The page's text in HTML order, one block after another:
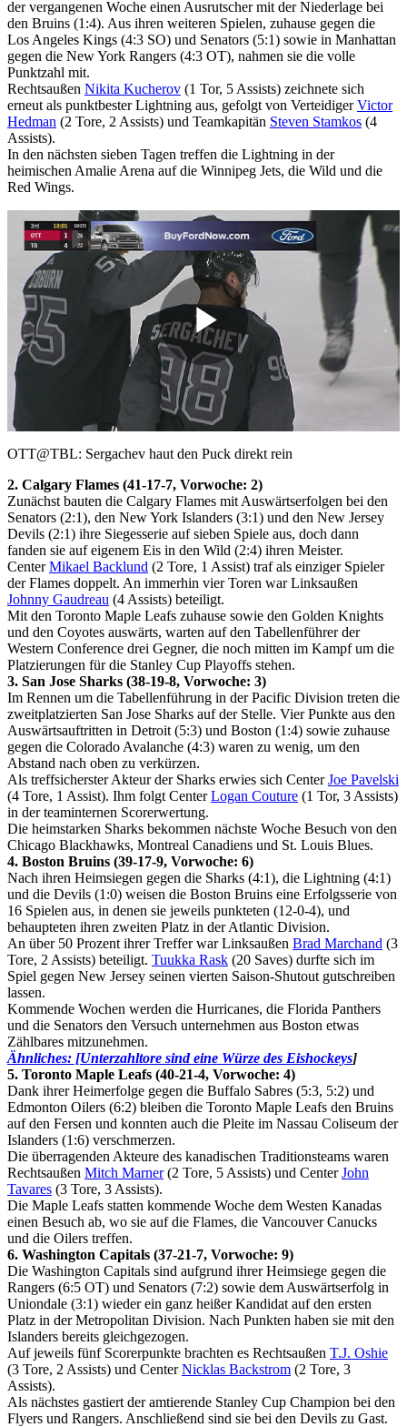
der vergangenen Woche einen Ausrutscher mit der Niederlage bei
den Bruins (1:4). Aus ihren weiteren Spielen, zuhause gegen die
Los Angeles Kings (4:3 SO) und Senators (5:1) sowie in Manhattan
gegen die New York Rangers (4:3 OT), nahmen sie die volle
Punktzahl mit.
Rechtsaußen Nikita Kucherov (1 Tor, 5 Assists) zeichnete sich
erneut als punktbester Lightning aus, gefolgt von VerteidigerVictor
Hedman (2 Tore, 2 Assists) und Teamkapitän Steven Stamkos (4
Assists).
In den nächsten sieben Tagen treffen die Lightning in der
heimischen Amalie Arena auf die Winnipeg Jets, die Wild und die
Red Wings.
Play
Video
OTT@TBL: Sergachev haut den Puck direkt rein
2. Calgary Flames (41-17-7, Vorwoche: 2)
Zunächst bauten die Calgary Flames mit Auswärtserfolgen bei den
Senators (2:1), den New York Islanders (3:1) und den New Jersey
Devils (2:1) ihre Siegesserie auf sieben Spiele aus, doch dann
fanden sie auf eigenem Eis in den Wild (2:4) ihren Meister.
CenterMikael Backlund (2 Tore, 1 Assist) traf als einziger Spieler
der Flames doppelt. An immerhin vier Toren war Linksaußen
Johnny Gaudreau (4 Assists) beteiligt.
Mit den Toronto Maple Leafs zuhause sowie den Golden Knights
und den Coyotes auswärts, warten auf den Tabellenführer der
Western Conference drei Gegner, die noch mitten im Kampf um die
Platzierungen für die Stanley Cup Playoffs stehen.
3. San Jose Sharks (38-19-8, Vorwoche: 3)
Im Rennen um die Tabellenführung in der Pacific Division treten die
zweitplatzierten San Jose Sharks auf der Stelle. Vier Punkte aus den
Auswärtsauftritten in Detroit (5:3) und Boston (1:4) sowie zuhause
gegen die Colorado Avalanche (4:3) waren zu wenig, um den
Abstand nach oben zu verkürzen.
Als treffsicherster Akteur der Sharks erwies sich CenterJoe Pavelski
(4 Tore, 1 Assist). Ihm folgt CenterLogan Couture (1 Tor, 3 Assists)
in der teaminternen Scorerwertung.
Die heimstarken Sharks bekommen nächste Woche Besuch von den
Chicago Blackhawks, Montreal Canadiens und St. Louis Blues.
4. Boston Bruins (39-17-9, Vorwoche: 6)
Nach ihren Heimsiegen gegen die Sharks (4:1), die Lightning (4:1)
und die Devils (1:0) weisen die Boston Bruins eine Erfolgsserie von
16 Spielen aus, in denen sie jeweils punkteten (12-0-4), und
behaupteten ihren zweiten Platz in der Atlantic Division.
An über 50 Prozent ihrer Treffer war Linksaußen Brad Marchand (3
Tore, 2 Assists) beteiligt. Tuukka Rask (20 Saves) durfte sich im
Spiel gegen New Jersey seinen vierten Saison-Shutout gutschreiben
lassen.
Kommende Wochen werden die Hurricanes, die Florida Panthers
und die Senators den Versuch unternehmen aus Boston etwas
Zählbares mitzunehmen.
Ähnliches: [Unterzahltore sind eine Würze des Eishockeys]
5. Toronto Maple Leafs (40-21-4, Vorwoche: 4)
Dank ihrer Heimerfolge gegen die Buffalo Sabres (5:3, 5:2) und
Edmonton Oilers (6:2) bleiben die Toronto Maple Leafs den Bruins
auf den Fersen und konnten auch die Pleite im Nassau Coliseum der
Islanders (1:6) verschmerzen.
Die überragenden Akteure des kanadischen Traditionsteams waren
Rechtsaußen Mitch Marner(2 Tore, 5 Assists) und CenterJohn
Tavares (3 Tore, 3 Assists).
Die Maple Leafs statten kommende Woche dem Westen Kanadas
einen Besuch ab, wo sie auf die Flames, die Vancouver Canucks
und die Oilers treffen.
6. Washington Capitals (37-21-7, Vorwoche: 9)
Die Washington Capitals sind aufgrund ihrer Heimsiege gegen die
Rangers (6:5 OT) und Senators (7:2) sowie dem Auswärtserfolg in
Uniondale (3:1) wieder ein ganz heißer Kandidat auf den ersten
Platz in der Metropolitan Division. Nach Punkten haben sie mit den
Islanders bereits gleichgezogen.
Auf jeweils fünf Scorerpunkte brachten es Rechtsaußen T.J. Oshie
(3 Tore, 2 Assists) und CenterNicklas Backstrom (2 Tore, 3
Assists).
Als nächstes gastiert der amtierende Stanley Cup Champion bei den
Flyers und Rangers. Anschließend sind sie bei den Devils zu Gast.